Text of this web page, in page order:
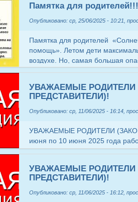
Памятка для родителей!!!
Опубликовано: ср, 25/06/2025 - 10:21,
Памятка для родителей
помощь». Летом дети
воздухе. Но, самая большая
перегрев организма,
и кожа его очень нежна. Для
нахождения детей на солнце:
светлой, из легких
соблюдать питьевой режим! 3.
улице в период агрессивного
часов. 4. Если вы находитесь с
каждые два часа. 5.
солнечным зонтом. Тепловой и
состояние, возникающие в
УВАЖАЕМЫЕ РОДИТЕЛИ
ПРЕДСТАВИТЕЛИ)!
Опубликовано: ср, 11/06/2025 - 16:14,
УВАЖАЕМЫЕ РОДИТЕЛИ
июня по 10 июня 2025 года
групп. Списки направленных
учреждений. В списках в
информация (№ учетной
необходимо сверить номер в
УВАЖАЕМЫЕ РОДИТЕЛИ
ПРЕДСТАВИТЕЛИ)!
Опубликовано: ср, 11/06/2025 - 16:12,